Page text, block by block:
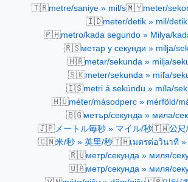
🇹🇷metre/saniye » mil/s🇲🇾meter/
🇮🇩meter/detik » mil/detik
🇵🇭metro/kada segundo » Milya/
🇷🇸метар у секунди » milja/
🇭🇷metar/sekunda » milja/
🇸🇰meter/sekunda » míľa/
🇮🇸metri á sekúndu » míla/
🇭🇺méter/másodperc » mérföld/
🇧🇬метър/секунда » мила/
🇯🇵メートル毎秒 » マイル/秒🇹🇼公尺
🇨🇳米/秒 » 英里/秒🇹🇭เมตรต่อวินาที
🇷🇺метр/секунда » миля/
🇺🇦метр/секунда » миля/